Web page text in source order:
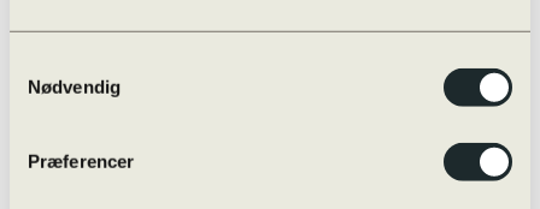
Nødvendig
Præferencer
Ny elev